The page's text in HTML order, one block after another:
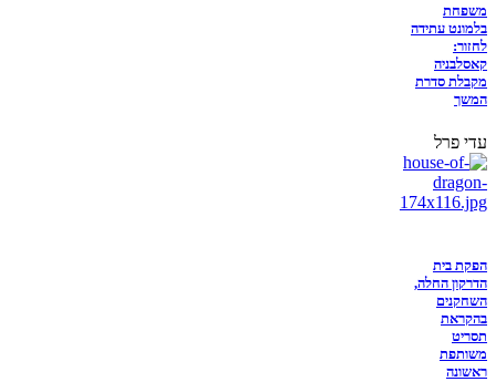
משפחת
בלמונט עתידה
לחזור:
קאסלבניה
מקבלת סדרת
המשך
עדי פרל
הפקת בית
הדרקון החלה,
השחקנים
בהקראת
תסריט
משותפת
ראשונה